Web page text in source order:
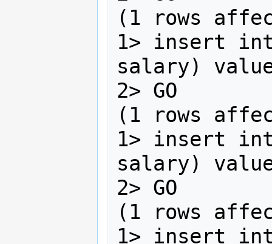
(1 rows
1> insert
salary)
2> GO
(1 rows
1> insert
salary)
2> GO
(1 rows
1> insert